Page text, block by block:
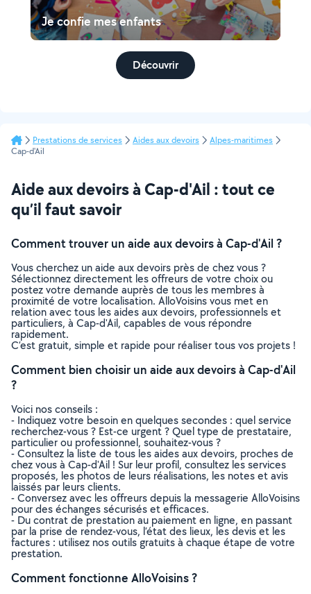
Je confie mes enfants
Découvrir
Prestations de services Aides aux devoirs
Alpes-maritimes
Cap-d'Ail
Aide aux devoirs à Cap-d'Ail : tout ce
qu’il faut savoir
Comment trouver un aide aux devoirs à Cap-d'Ail ?
Vous cherchez un aide aux devoirs près de chez vous ?
Sélectionnez directement les offreurs de votre choix ou
postez votre demande auprès de tous les membres à
proximité de votre localisation. AlloVoisins vous met en
relation avec tous les aides aux devoirs, professionnels et
particuliers, à Cap-d'Ail, capables de vous répondre
rapidement.
C’est gratuit, simple et rapide pour réaliser tous vos projets !
Comment bien choisir un aide aux devoirs à Cap-d'Ail
?
Voici nos conseils :
- Indiquez votre besoin en quelques secondes : quel service
recherchez-vous ? Est-ce urgent ? Quel type de prestataire,
particulier ou professionnel, souhaitez-vous ?
- Consultez la liste de tous les aides aux devoirs, proches de
chez vous à Cap-d'Ail ! Sur leur profil, consultez les services
proposés, les photos de leurs réalisations, les notes et avis
laissés par leurs clients.
- Conversez avec les offreurs depuis la messagerie AlloVoisins
pour des échanges sécurisés et efficaces.
- Du contrat de prestation au paiement en ligne, en passant
par la prise de rendez-vous, l’état des lieux, les devis et les
factures : utilisez nos outils gratuits à chaque étape de votre
prestation.
Comment fonctionne AlloVoisins ?